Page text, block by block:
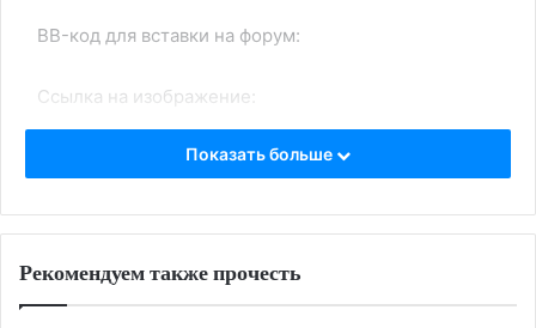
BB-код для вставки на форум:
Ссылка на изображение:
Сладкие красные губки.
HTML-код для вставки на сайт и блог:
Показать больше
Рекомендуем также прочесть